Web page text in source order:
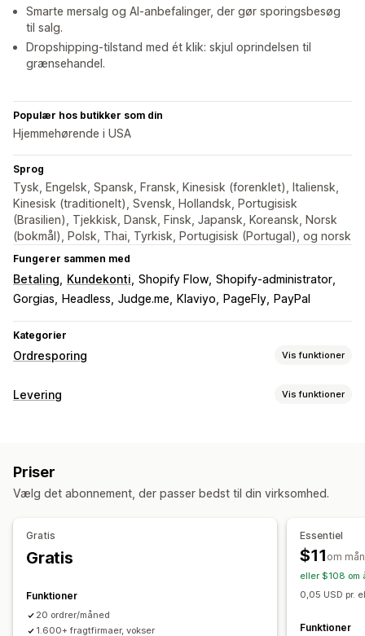
Smarte mersalg og AI-anbefalinger, der gør sporingsbesøg
til salg.
Dropshipping-tilstand med ét klik: skjul oprindelsen til
grænsehandel.
Populær hos butikker som din
Hjemmehørende i USA
Sprog
Tysk, Engelsk, Spansk, Fransk, Kinesisk (forenklet), Italiensk,
Kinesisk (traditionelt), Svensk, Hollandsk, Portugisisk
(Brasilien), Tjekkisk, Dansk, Finsk, Japansk, Koreansk, Norsk
(bokmål), Polsk, Thai, Tyrkisk, Portugisisk (Portugal), og norsk
Fungerer sammen med
Betaling Kundekonti Shopify Flow Shopify-administrator
Gorgias
Headless Judge.me Klaviyo PageFly PayPal
Kategorier
Ordresporing Vis funktioner
Sporing
Ordreeksport
Maskering af fragtfirma
Notifikationer
Mail
Notifikationer i realtid
Levering Vis funktioner
Flere sprog
Priser
Vælg det abonnement, der passer bedst til din virksomhed.
Gratis
Gratis
Funktioner
20 ordrer/måned
1.600+ fragtfirmaer, vokser
Essentiel
$11 om
eller $108 om
0,05 USD pr.
Funktioner